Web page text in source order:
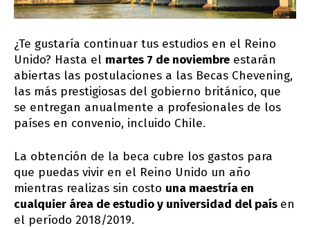
¿Te gustaría continuar tus estudios en el Reino
Unido? Hasta el martes 7 de noviembre estarán
abiertas las postulaciones a las Becas Chevening,
las más prestigiosas del gobierno británico, que
se entregan anualmente a profesionales de los
países en convenio, incluido Chile.
La obtención de la beca cubre los gastos para
que puedas vivir en el Reino Unido un año
mientras realizas sin costo una maestría en
cualquier área de estudio y universidad del país en
el período 2018/2019.